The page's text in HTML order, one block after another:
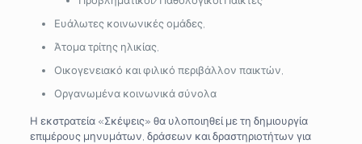
Ευάλωτες κοινωνικές ομάδες,
Άτομα τρίτης ηλικίας,
Οικογενειακό και φιλικό περιβάλλον παικτών,
Οργανωμένα κοινωνικά σύνολα
Η εκστρατεία «Σκέψεις» θα υλοποιηθεί με τη δημιουργία
επιμέρους μηνυμάτων, δράσεων και δραστηριοτήτων για